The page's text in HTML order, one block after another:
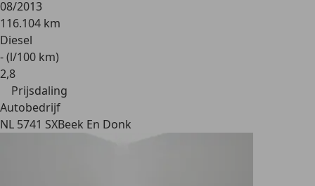
08/2013
116.104 km
Diesel
- (l/100 km)
2,8
Prijsdaling
Autobedrijf
NL 5741 SXBeek En Donk